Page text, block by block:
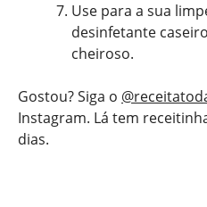
Use para a sua
desinfetante
cheiroso.
Gostou? Siga o
Instagram. Lá tem
dias.